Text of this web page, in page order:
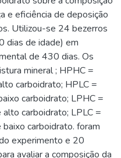
e eficiência de deposição
Utilizou-se 24 bezerros
de idade) em
de 430 dias. Os
mineral ; HPHC =
carboidrato; HPLC =
carboidrato; LPHC =
carboidrato; LPLC =
carboidrato. foram
experimento e 20
avaliar a composição da